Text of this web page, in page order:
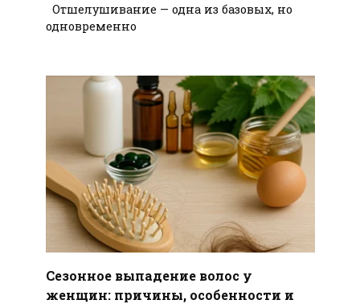
Отшелушивание — одна из базовых, но
одновременно
Сезонное выпадение волос у
женщин: причины, особенности и